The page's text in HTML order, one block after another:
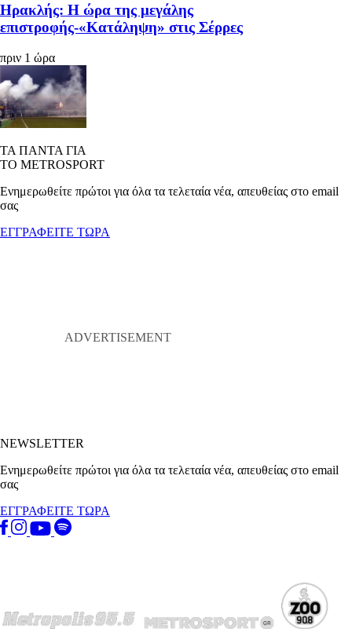
Ηρακλής: Η ώρα της μεγάλης
επιστροφής-«Κατάληψη» στις Σέρρες
πριν 1 ώρα
ΤΑ ΠΑΝΤΑ ΓΙΑ
ΤΟ METROSPORT
Ενημερωθείτε πρώτοι για όλα τα τελεταία νέα, απευθείας στο email
σας
ΕΓΓΡΑΦΕΙΤΕ ΤΩΡΑ
NEWSLETTER
Ενημερωθείτε πρώτοι για όλα τα τελεταία νέα, απευθείας στο email
σας
ΕΓΓΡΑΦΕΙΤΕ ΤΩΡΑ